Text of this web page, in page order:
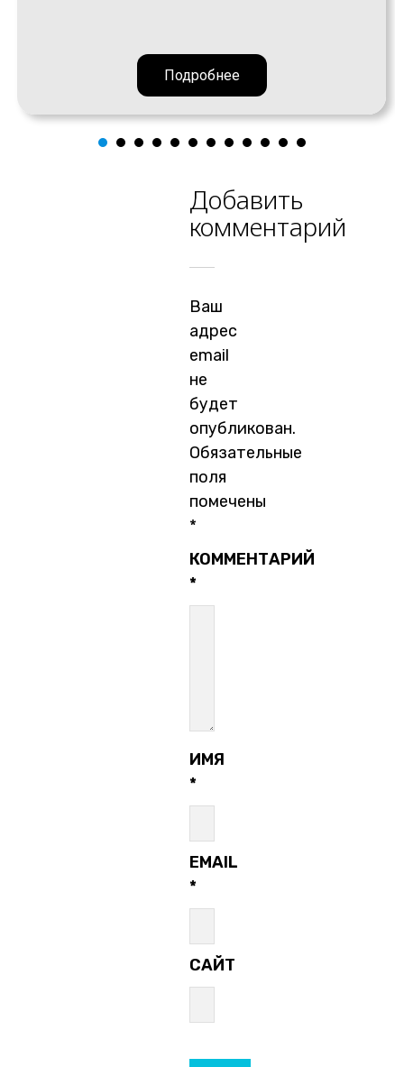
Подробнее
Добавить
комментарий
Ваш
адрес
email
не
будет
опубликован.
Обязательные
поля
помечены
*
КОММЕНТАРИЙ
*
ИМЯ
*
EMAIL
*
САЙТ